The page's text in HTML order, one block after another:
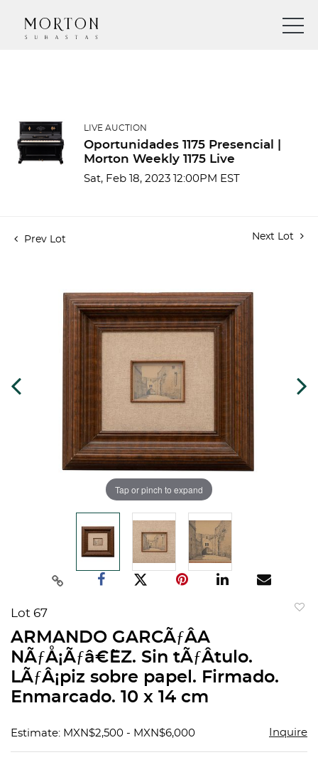
LIVE AUCTION
Oportunidades 1175 Presencial |
Morton Weekly 1175 Live
Sat, Feb 18, 2023 12:00PM EST
Prev Lot Next Lot
Tap or pinch to expand
Lot 67
ARMANDO GARCÃƒÂA
NÃƒÅ¡Ãƒâ€˜EZ. Sin tÃƒÂ­tulo.
LÃƒÂ¡piz sobre papel. Firmado.
Enmarcado. 10 x 14 cm
Estimate: MXN$2,500 - MXN$6,000 Inquire